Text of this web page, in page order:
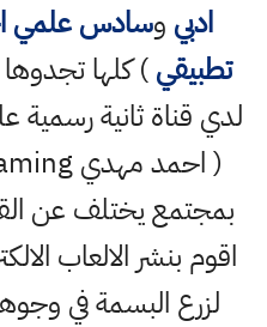
ادبي وسادس علمي
تطبيقي) كلها تجدوها
لدي قناة ثانية رسمية
بمجتمع يختلف عن
اقوم بنشر الالعاب
لزرع البسمة في